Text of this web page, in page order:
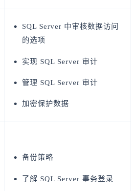
SQL Server 中审核数据访问
的选项
实现 SQL Server 审计
管理 SQL Server 审计
加密保护数据
备份策略
了解 SQL Server 事务登录